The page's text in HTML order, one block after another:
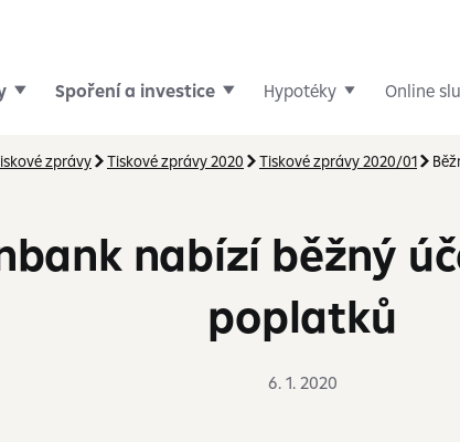
Spoření a investice Hypotéky Online
zprávy Tiskové zprávy 2020 Tiskové zprávy 2020/01
nabízí běžný
poplatků
6. 1. 2020